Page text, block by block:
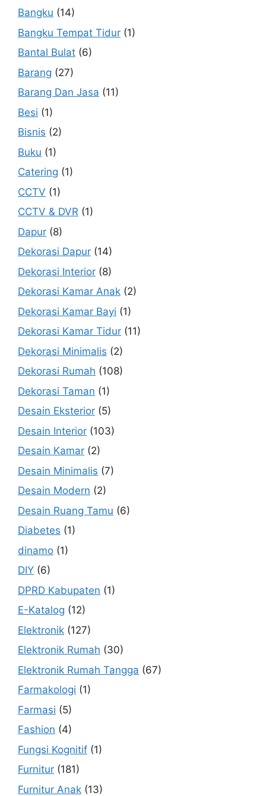
Bangku (14)
Bangku Tempat Tidur (1)
Bantal Bulat (6)
Barang (27)
Barang Dan Jasa (11)
Besi (1)
Bisnis (2)
Buku (1)
Catering (1)
CCTV (1)
CCTV & DVR (1)
Dapur (8)
Dekorasi Dapur (14)
Dekorasi Interior (8)
Dekorasi Kamar Anak (2)
Dekorasi Kamar Bayi (1)
Dekorasi Kamar Tidur (11)
Dekorasi Minimalis (2)
Dekorasi Rumah (108)
Dekorasi Taman (1)
Desain Eksterior (5)
Desain Interior (103)
Desain Kamar (2)
Desain Minimalis (7)
Desain Modern (2)
Desain Ruang Tamu (6)
Diabetes (1)
dinamo (1)
DIY (6)
DPRD Kabupaten (1)
E-Katalog (12)
Elektronik (127)
Elektronik Rumah (30)
Elektronik Rumah Tangga (67)
Farmakologi (1)
Farmasi (5)
Fashion (4)
Fungsi Kognitif (1)
Furnitur (181)
Furnitur Anak (13)